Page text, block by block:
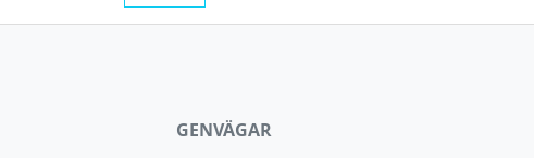
GENVÄGAR